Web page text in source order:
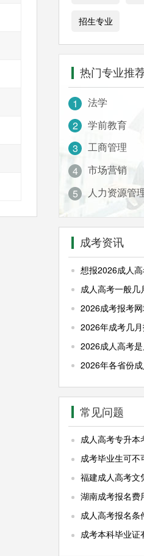
招生专业
热门专业推
1
法学
2
学前教育
3
工商管理
4
市场营销
5
人力资源管
成考资讯
想报2026成人
成人高考一般几
2026成考报考
2026年成考几
2026成人高考
2026年各省份
常见问题
成人高考专升本
成考毕业生可不
福建成人高考文
湖南成考报名费
成人高考报名条
成考本科毕业证